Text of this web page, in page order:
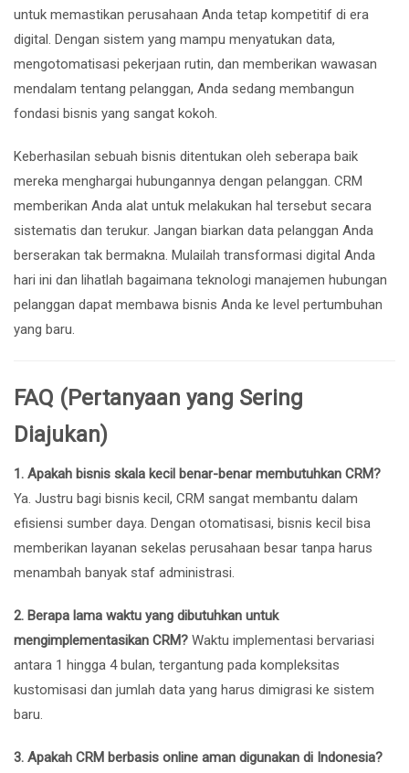
untuk memastikan perusahaan Anda tetap kompetitif di era
digital. Dengan sistem yang mampu menyatukan data,
mengotomatisasi pekerjaan rutin, dan memberikan wawasan
mendalam tentang pelanggan, Anda sedang membangun
fondasi bisnis yang sangat kokoh.
Keberhasilan sebuah bisnis ditentukan oleh seberapa baik
mereka menghargai hubungannya dengan pelanggan. CRM
memberikan Anda alat untuk melakukan hal tersebut secara
sistematis dan terukur. Jangan biarkan data pelanggan Anda
berserakan tak bermakna. Mulailah transformasi digital Anda
hari ini dan lihatlah bagaimana teknologi manajemen hubungan
pelanggan dapat membawa bisnis Anda ke level pertumbuhan
yang baru.
FAQ (Pertanyaan yang Sering
Diajukan)
1. Apakah bisnis skala kecil benar-benar membutuhkan CRM?
Ya. Justru bagi bisnis kecil, CRM sangat membantu dalam
efisiensi sumber daya. Dengan otomatisasi, bisnis kecil bisa
memberikan layanan sekelas perusahaan besar tanpa harus
menambah banyak staf administrasi.
2. Berapa lama waktu yang dibutuhkan untuk
mengimplementasikan CRM? Waktu implementasi bervariasi
antara 1 hingga 4 bulan, tergantung pada kompleksitas
kustomisasi dan jumlah data yang harus dimigrasi ke sistem
baru.
3. Apakah CRM berbasis online aman digunakan di Indonesia?